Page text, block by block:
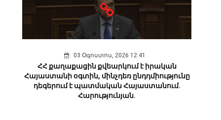
03 Օգոստոս, 2026 12:41
ՀՀ քաղաքացին քվեարկում է իրական
Հայաստանի օգտին, մինչդեռ ընդդմիությունը
դեգերում է պատմական Հայաստանում.
Հարությունյան.